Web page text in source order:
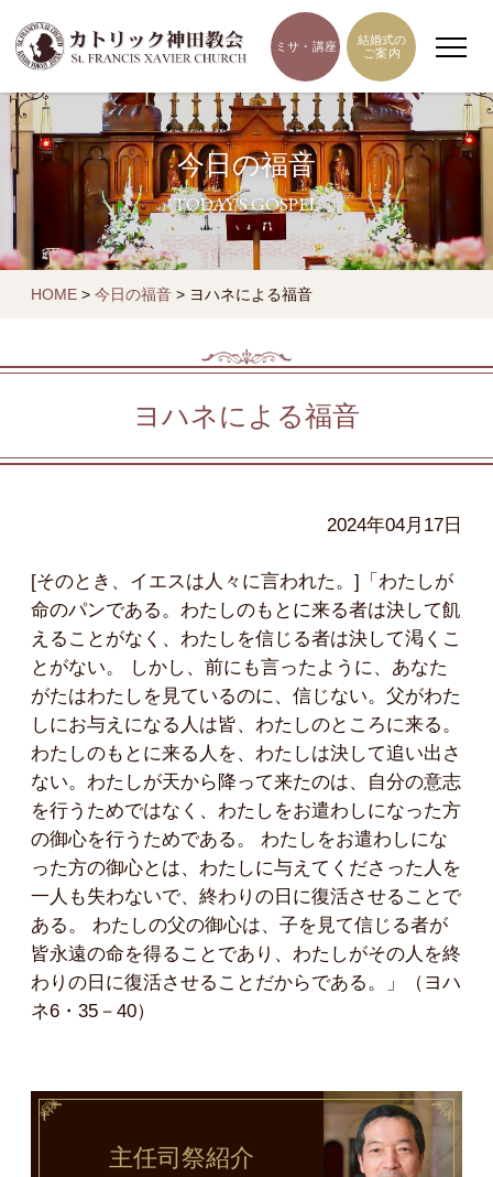
ミサ・講座
結婚式の
ご案内
今日の福音
TODAY'S GOSPEL
HOME > 今日の福音 > ヨハネによる福音
ヨハネによる福音
2024年04月17日
[そのとき、イエスは人々に言われた。]「わたしが
命のパンである。わたしのもとに来る者は決して飢
えることがなく、わたしを信じる者は決して渇くこ
とがない。 しかし、前にも言ったように、あなた
がたはわたしを見ているのに、信じない。父がわた
しにお与えになる人は皆、わたしのところに来る。
わたしのもとに来る人を、わたしは決して追い出さ
ない。わたしが天から降って来たのは、自分の意志
を行うためではなく、わたしをお遣わしになった方
の御心を行うためである。 わたしをお遣わしにな
った方の御心とは、わたしに与えてくださった人を
一人も失わないで、終わりの日に復活させることで
ある。 わたしの父の御心は、子を見て信じる者が
皆永遠の命を得ることであり、わたしがその人を終
わりの日に復活させることだからである。」（ヨハ
ネ6・35－40）
主任司祭紹介